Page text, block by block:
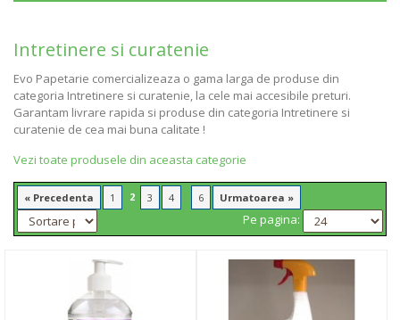
Intretinere si curatenie
Evo Papetarie comercializeaza o gama larga de produse din
categoria Intretinere si curatenie, la cele mai accesibile preturi.
Garantam livrare rapida si produse din categoria Intretinere si
curatenie de cea mai buna calitate !
Vezi toate produsele din aceasta categorie
« Precedenta 1 2 3 4 6 Urmatoarea »
Pe pagina: